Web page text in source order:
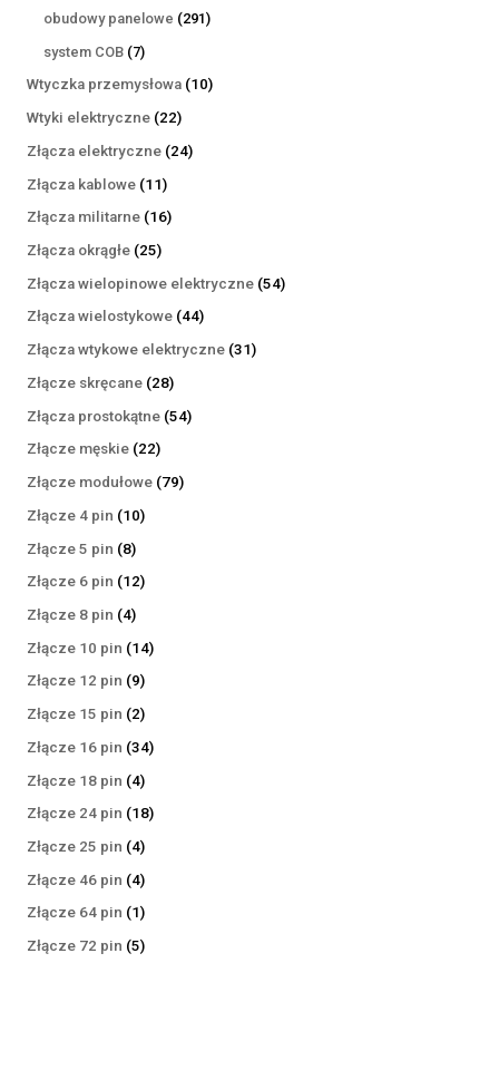
produkty
obudowy panelowe 291291
system COB 77
produktów
Wtyczka przemysłowa 1010
Wtyki elektryczne 2222
produkty
Złącza elektryczne 2424
Złącza kablowe 1111
produktów
Złącza militarne 1616
Złącza okrągłe 2525
produktów
Złącza wielopinowe elektryczne 5454
Złącza wielostykowe 4444
produkty
Złącza wtykowe elektryczne 3131
Złącze skręcane 2828
produktów
Złącza prostokątne 5454
Złącze męskie 2222
produkty
Złącze modułowe 7979
Złącze 4 pin 1010
Złącze 5 pin 88
produktów
Złącze 6 pin 1212
Złącze 8 pin 44
produkty
Złącze 10 pin 1414
Złącze 12 pin 99
produktów
Złącze 15 pin 22
produkty
Złącze 16 pin 3434
Złącze 18 pin 44
produkty
Złącze 24 pin 1818
Złącze 25 pin 44
produkty
Złącze 46 pin 44
produkty
Złącze 64 pin 11
produkt
Złącze 72 pin 55